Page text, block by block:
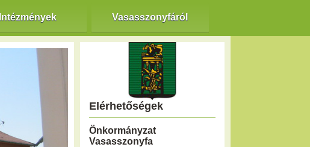
Intézmények Vasasszonyfáról
Elérhetőségek
Önkormányzat
Vasasszonyfa